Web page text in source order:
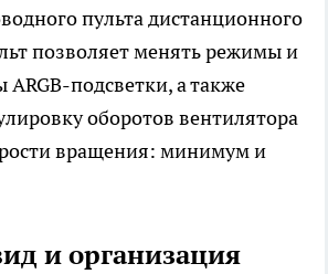
пульта дистанционного
позволяет менять режимы и
ARGB-подсветки, а также
оборотов вентилятора
вращения: минимум и
и организация